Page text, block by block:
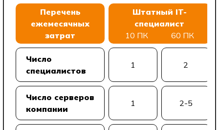
Перечень
ежемесячных
затрат
Штатный IT-
специалист
10 ПК
60 ПК
Число
специалистов
1 2
Число серверов
компании
1 2-5